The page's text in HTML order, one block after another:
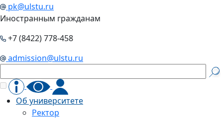
pk@ulstu.ru
Иностранным гражданам
+7 (8422) 778-458
admission@ulstu.ru
Об университете
Ректор